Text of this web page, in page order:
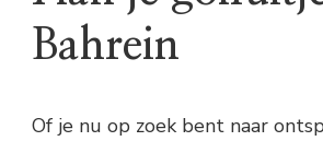
Bahrein
Of je nu op zoek bent naar